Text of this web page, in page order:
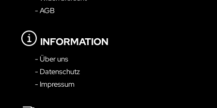
- AGB
INFORMATION
- Über uns
- Datenschutz
- Impressum